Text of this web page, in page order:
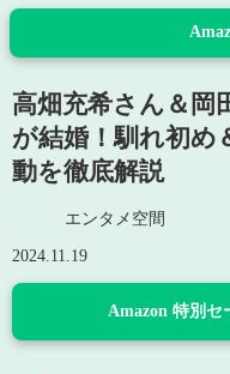
高畑充希さん＆岡
が結婚！馴れ初め
動を徹底解説
エンタメ空間
2024.11.19
Amazon 特別セ